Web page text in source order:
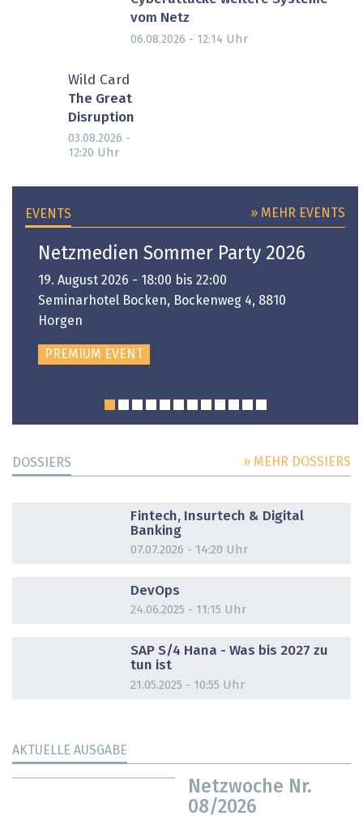
vom Netz
06.08.2026 - 12:14 Uhr
Wild Card
The Great
Disruption
03.08.2026 -
12:20 Uhr
EVENTS » MEHR EVENTS
Netzmedien Sommer Party 2026
19. August 2026 - 18:00 bis 22:00
Seminarhotel Bocken, Bockenweg 4, 8810
Horgen
PREMIUM EVENT
DOSSIERS » MEHR DOSSIERS
Fintech, Insurtech & Digital
Banking
07.07.2026 - 14:20 Uhr
DevOps
24.06.2025 - 11:15 Uhr
SAP S/4 Hana - Was bis 2027 zu
tun ist
21.05.2025 - 10:55 Uhr
AKTUELLE AUSGABE
Netzwoche Nr.
08/2026